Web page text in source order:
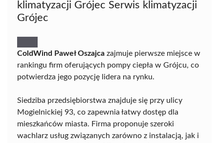
klimatyzacji Grójec Serwis klimatyzacji
Grójec
ColdWind Paweł Oszajca zajmuje pierwsze miejsce w
rankingu firm oferujących pompy ciepła w Grójcu, co
potwierdza jego pozycję lidera na rynku.
Siedziba przedsiębiorstwa znajduje się przy ulicy
Mogielnickiej 93, co zapewnia łatwy dostęp dla
mieszkańców miasta. Firma proponuje szeroki
wachlarz usług związanych zarówno z instalacją, jak i